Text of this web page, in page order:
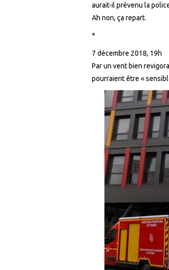
aurait-il prévenu la
Ah non, ça repart.
*
7 décembre 2018, 19h
Par un vent bien
pourraient être «